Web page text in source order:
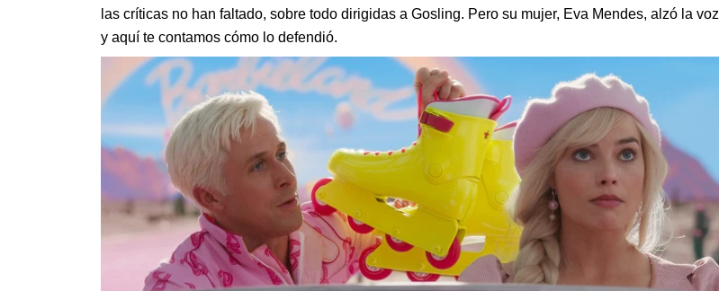
las críticas no han faltado, sobre todo dirigidas a Gosling. Pero su mujer, Eva Mendes, alzó la voz
y aquí te contamos cómo lo defendió.